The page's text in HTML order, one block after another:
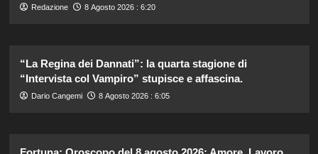
Redazione 8 Agosto 2026 : 6:20
“La Regina dei Dannati”: la quarta stagione di
“Intervista col Vampiro” stupisce e affascina.
Dario Cangemi 8 Agosto 2026 : 6:05